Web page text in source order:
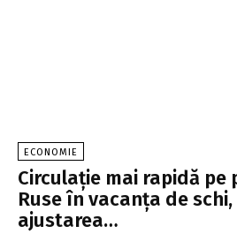
ECONOMIE
Circulaţie mai rapidă pe
Ruse în vacanţa de
ajustarea…